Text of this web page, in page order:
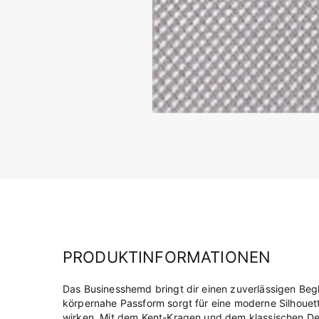
PRODUKTINFORMATIONEN
Das Businesshemd bringt dir einen zuverlässigen
körpernahe Passform sorgt für eine moderne